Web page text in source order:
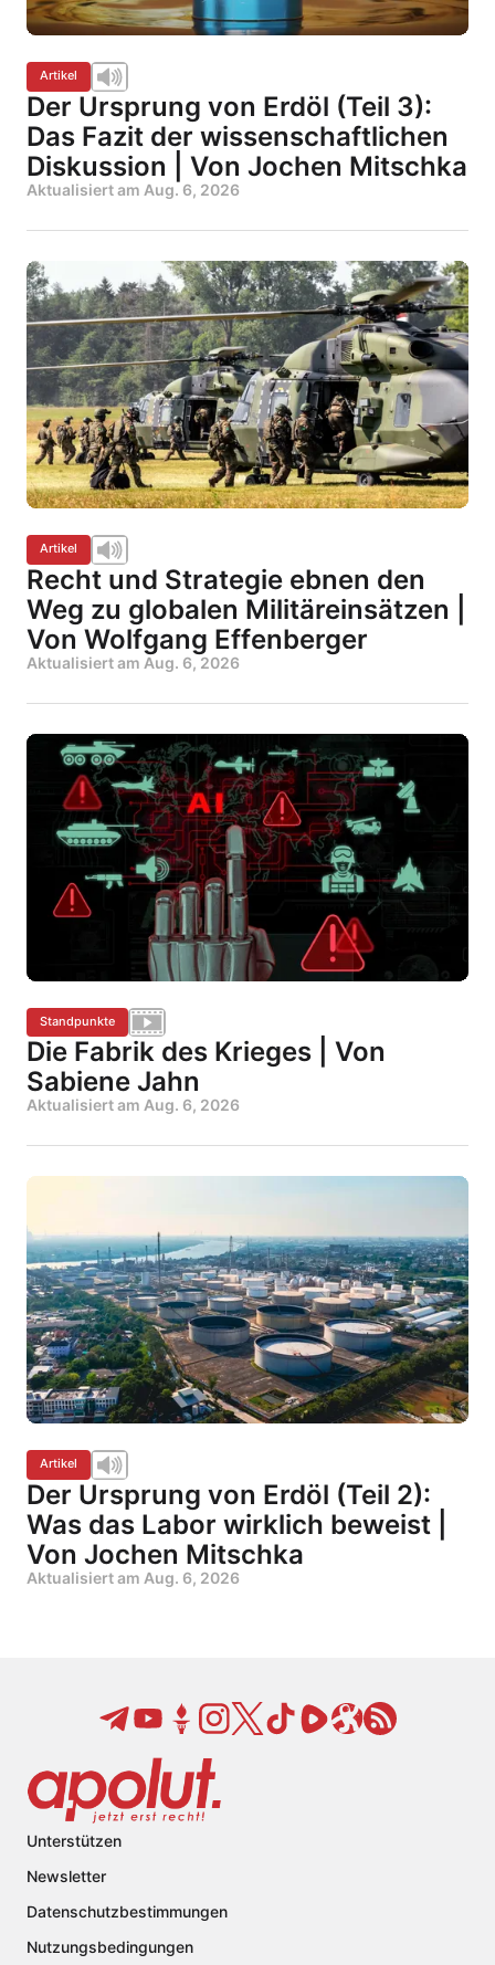
Artikel
Der Ursprung von Erdöl (Teil 3):
Das Fazit der wissenschaftlichen
Diskussion | Von Jochen Mitschka
Aktualisiert am Aug. 6, 2026
Artikel
Recht und Strategie ebnen den
Weg zu globalen Militäreinsätzen |
Von Wolfgang Effenberger
Aktualisiert am Aug. 6, 2026
Standpunkte
Die Fabrik des Krieges | Von
Sabiene Jahn
Aktualisiert am Aug. 6, 2026
Artikel
Der Ursprung von Erdöl (Teil 2):
Was das Labor wirklich beweist |
Von Jochen Mitschka
Aktualisiert am Aug. 6, 2026
Unterstützen
Newsletter
Datenschutzbestimmungen
Nutzungsbedingungen